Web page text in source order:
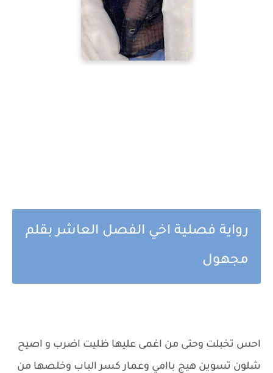
رواية فصلية اخي الفصل العاشر بقلم
مجهول
احس تخبلت وحتى من اغمى عليها ظليت اضرب و اصيح
شلون تسوين هيج باامي وعمار كسر الباب وخلصها من